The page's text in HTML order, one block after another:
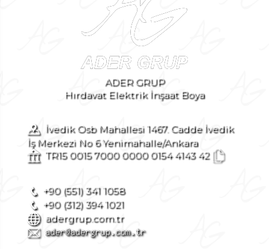
ADER GRUP
Hırdavat Elektrik İnşaat Boya
İvedik Osb Mahallesi 1467. Cadde İvedik
İş Merkezi No 6 Yenimahalle/Ankara
TR15 0015 7000 0000 0154 4143 42
+90 (551) 341 1058
+90 (312) 394 1021
adergrup.com.tr